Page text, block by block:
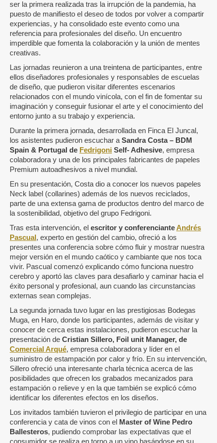
ser la primera realizada tras la irrupción de la pandemia, ha
puesto de manifiesto el deseo de todos por volver a compartir
experiencias, y ha consolidado este evento como una
referencia para profesionales del diseño. Un encuentro
imperdible que fomenta la colaboración y la unión de mentes
creativas.
Las jornadas reunieron a una treintena de participantes, entre
ellos diseñadores profesionales y responsables de escuelas
de diseño, que pudieron visitar diferentes escenarios
relacionados con el mundo vinícola, con el fin de fomentar su
imaginación y conseguir fusionar el arte y el conocimiento del
entorno junto a su trabajo y experiencia.
Durante la primera jornada, desarrollada en Finca El Juncal,
los asistentes pudieron escuchar aSandra Costa – BDM
Spain & Portugal de Fedrigoni Self- Adhesive, empresa
colaboradora y una de los principales fabricantes de papeles
Premium autoadhesivos a nivel mundial.
En su presentación, Costa dio a conocer los nuevos papeles
Neck label (collarines) además de los nuevos reciclados,
parte de una extensa gama de productos dentro del marco de
la sostenibilidad, objetivo del grupo Fedrigoni.
Tras esta intervención, el escritor y conferencianteAndrés
Pascual , experto en gestión del cambio, ofreció a los
presentes una conferencia sobre cómo fluir y mostrar nuestra
mejor versión en el mundo caótico y cambiante que nos toca
vivir. Pascual comenzó explicando cómo funciona nuestro
cerebro y aportó las claves para desafiarlo y caminar hacia el
éxito personal y profesional, aun cuando las circunstancias
externas sean complejas.
La segunda jornada tuvo lugar en las prestigiosas Bodegas
Muga, en Haro, donde los participantes, además de visitar y
conocer de cerca estas instalaciones, pudieron escuchar la
presentación de Cristian Sillero, Foil unit Manager, de
Comercial Arqué, empresa colaboradora y líder en el
suministro de estampación por calor y frío. En su intervención,
Sillero ofreció una interesante charla técnica acerca de las
posibilidades que ofrecen los grabados mecanizados para
estampación o relieve y en la que también se explicó cómo
identificar los diferentes efectos en los diseños.
Los invitados también tuvieron el privilegio de participar en una
conferencia y cata de vinos con el Master of Wine Pedro
Ballesteros, pudiendo comprobar las expectativas que el